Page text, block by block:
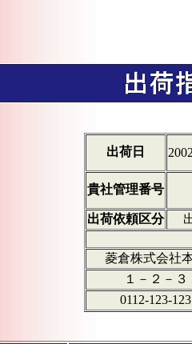
出荷日
貴社管理番号
出荷依頼区分
菱倉株式会社
１－２－３
0112-123-123